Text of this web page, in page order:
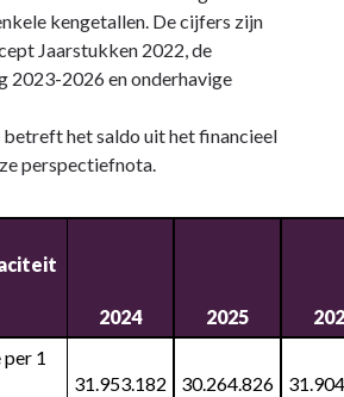
kengetallen. De cijfers zijn
Jaarstukken 2022, de
2023-2026 en onderhavige
het saldo uit het financieel
perspectiefnota.
2024 2025
1
31.953.182 30.264.826